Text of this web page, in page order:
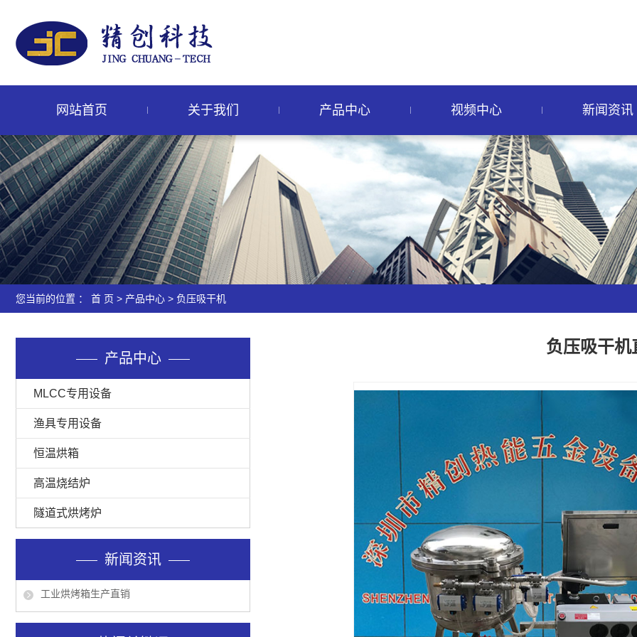
网站首页 关于我们 产品中心 视频中心 新闻资讯
您当前的位置 ： 首 页 > 产品中心 > 负压吸干机
产品中心
MLCC专用设备
渔具专用设备
恒温烘箱
高温烧结炉
隧道式烘烤炉
新闻资讯
真空干燥箱的干燥速度影响因素
在使用热风循环烘箱过程中，需要注意什么？
工业烘烤箱要如何使用保养才更安全
工业隧道炉如何正确使用呢
工业烘烤箱生产直销
真空干燥箱的干燥速度影响因素
负压吸干机